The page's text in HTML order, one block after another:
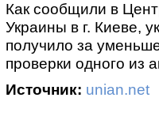
Как сообщили в
Украины в г. Киеве,
получило за
проверки одного из
Источник: unian.net